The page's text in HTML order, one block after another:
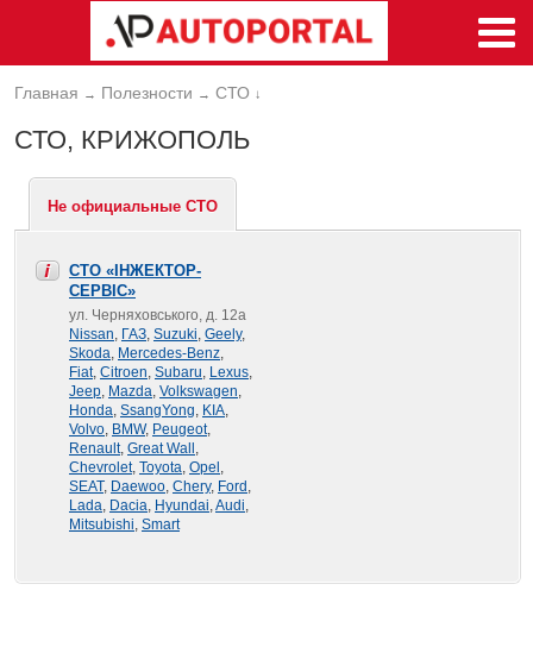
Главная → Полезности → СТО ↓
СТО, КРИЖОПОЛЬ
Не официальные СТО
СТО «ІНЖЕКТОР-
СЕРВІС»
ул. Черняховського, д. 12а
Nissan, ГАЗ, Suzuki, Geely,
Skoda, Mercedes-Benz,
Fiat, Citroen, Subaru, Lexus,
Jeep, Mazda, Volkswagen,
Honda, SsangYong, KIA,
Volvo, BMW, Peugeot,
Renault, Great Wall ,
Chevrolet, Toyota, Opel ,
SEAT, Daewoo, Chery, Ford ,
Lada, Dacia, Hyundai,Audi,
Mitsubishi, Smart